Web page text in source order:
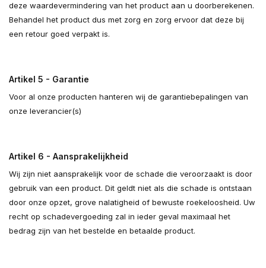
deze waardevermindering van het product aan u doorberekenen.
Behandel het product dus met zorg en zorg ervoor dat deze bij
een retour goed verpakt is.
Artikel 5 - Garantie
Voor al onze producten hanteren wij de garantiebepalingen van
onze leverancier(s)
Artikel 6 - Aansprakelijkheid
Wij zijn niet aansprakelijk voor de schade die veroorzaakt is door
gebruik van een product. Dit geldt niet als die schade is ontstaan
door onze opzet, grove nalatigheid of bewuste roekeloosheid. Uw
recht op schadevergoeding zal in ieder geval maximaal het
bedrag zijn van het bestelde en betaalde product.